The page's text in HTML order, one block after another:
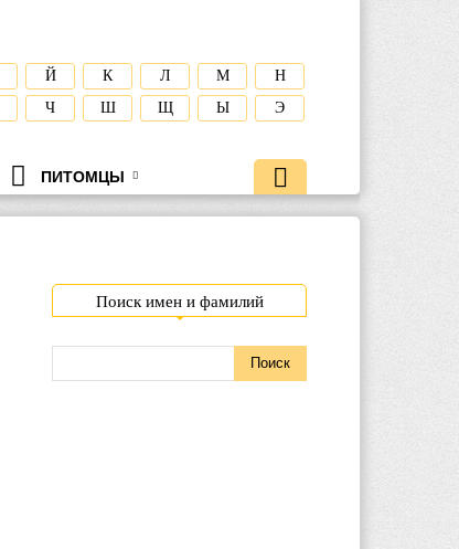
Й К Л М
Н
Ч Ш Щ Ы
Э
ПИТОМЦЫ
Поиск имен и фамилий